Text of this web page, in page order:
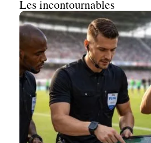
Les incontournables